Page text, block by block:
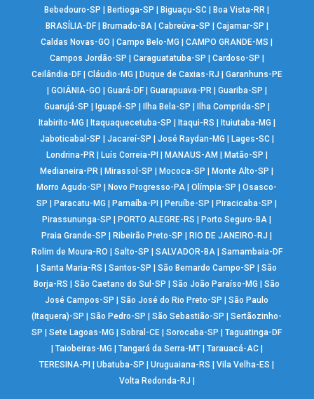
Bebedouro-SP
Bertioga-SP Biguaçu-SC Boa Vista-RR
BRASÍLIA-DF| Brumado-BA| Cabreúva-SP Cajamar-SP
Caldas Novas-GO
|Campo Belo-MG |CAMPO GRANDE-MS
Campos Jordão-SP
Caraguatatuba-SP Cardoso-SP
Ceilândia-DF| Cláudio-MG Duque de Caxias-RJ
Garanhuns-PE
GOIÂNIA-GO Guará-DF| Guarapuava-PR| Guariba-SP
Guarujá-SP
Iguapé-SP Ilha Bela-SP Ilha Comprida-SP
Itabirito-MG
Itaquaquecetuba-SP Itaqui-RS Ituiutaba-MG
Jaboticabal-SP
Jacareí-SP José Raydan-MG Lages-SC|
Londrina-PR| Luís Correia-PI MANAUS-AM Matão-SP
Medianeira-PR
Mirassol-SP Mococa-SP Monte Alto-SP
Morro Agudo-SP
Novo Progresso-PA |Olímpia-SP |Osasco-
SP
Paracatu-MG Parnaíba-PI Peruíbe-SP Piracicaba-SP
Pirassununga-SP
PORTO ALEGRE-RS Porto Seguro-BA
Praia Grande-SP
Ribeirão Preto-SP RIO DE JANEIRO-RJ
Rolim de Moura-RO
Salto-SP SALVADOR-BA| Samambaia-DF
|Santa Maria-RS |Santos-SP |São Bernardo Campo-SP |São
Borja-RS
|São Caetano do Sul-SP |São João Paraíso-MG |São
José Campos-SP
|São José do Rio Preto-SP |São Paulo
(Itaquera)-SP
|São Pedro-SP |São Sebastião-SP |Sertãozinho-
SP
|Sete Lagoas-MG |Sobral-CE |Sorocaba-SP |Taguatinga-DF
Taiobeiras-MG Tangará da Serra-MT| Tarauacá-AC|
TERESINA-PI
|Ubatuba-SP |Uruguaiana-RS |Vila Velha-ES
Volta Redonda-RJ